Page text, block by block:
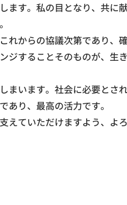
ます。私の目となり、共に
これからの協議次第であり、
ジすることそのものが、 生
まいます。 社会に必要とされ
あり、最高の活力です。
えていただけますよう、よ